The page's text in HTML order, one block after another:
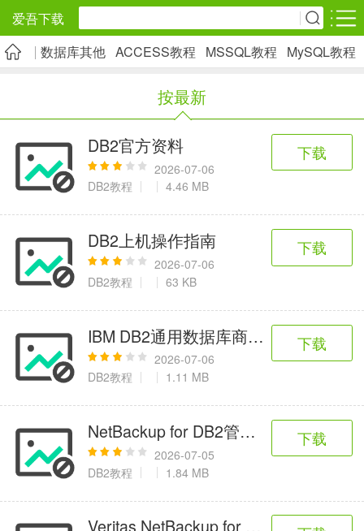
爱吾下载
安卓应用 安卓游戏
社交通讯
2千+款应用
1万+款应用
实用工具
2万+款应用
金融理财
2百+款应用
6千+款应用
资讯阅读
1万+款应用
学习办公
3万+款应用
生活服务
医疗健康
6千+款应用
母婴育儿
2百+款应用
趣味娱乐
图像拍照
9百+款应用
数据库其他 ACCESS教程 MSSQL教程 MySQL教程
按最新
DB2官方资料
2026-07-06
DB2教程
4.46 MB
下载
DB2上机操作指南
2026-07-06
DB2教程
63 KB
下载
IBM DB2通用数据库商业智能教程
2026-07-06
DB2教程
1.11 MB
下载
NetBackup for DB2管理指南 linux版
2026-07-05
DB2教程
1.84 MB
下载
Veritas NetBackup for DB2管理指南